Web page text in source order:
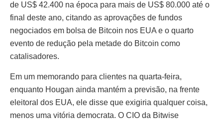
de US$ 42.400 na época para mais de US$ 80.000 até o
final deste ano, citando as aprovações de fundos
negociados em bolsa de Bitcoin nos EUA e o quarto
evento de redução pela metade do Bitcoin como
catalisadores.
Em um memorando para clientes na quarta-feira,
enquanto Hougan ainda mantém a previsão, na frente
eleitoral dos EUA, ele disse que exigiria qualquer coisa,
menos uma vitória democrata. O CIO da Bitwise